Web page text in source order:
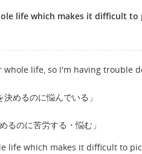
life which makes it difficult
whole life, so I'm having trouble
めるのに悩んでいる」
のに苦労する・悩む」
life which makes it difficult to